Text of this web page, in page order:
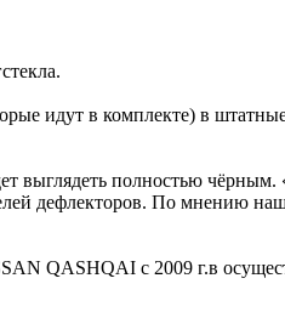
идут в комплекте) в
выглядеть полностью
дефлекторов. По мнению
QASHQAI c 2009 г.в